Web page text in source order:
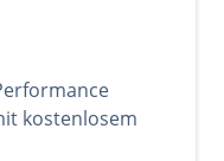
kostenlosem